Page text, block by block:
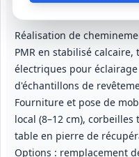
Réalisation de
PMR en stabilisé
électriques pour
d'échantillons de
Fourniture et pose de
local (8–12 cm),
table en pierre de
Options : remplacement